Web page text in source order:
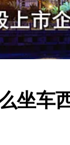
坐车